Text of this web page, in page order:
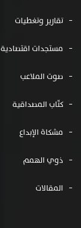
تقارير وتغطيات
مستجدات اقتصادية
صوت الملاعب
كتّاب المصداقية
مشكاة الإبداع
ذوي الهمم
المقالات